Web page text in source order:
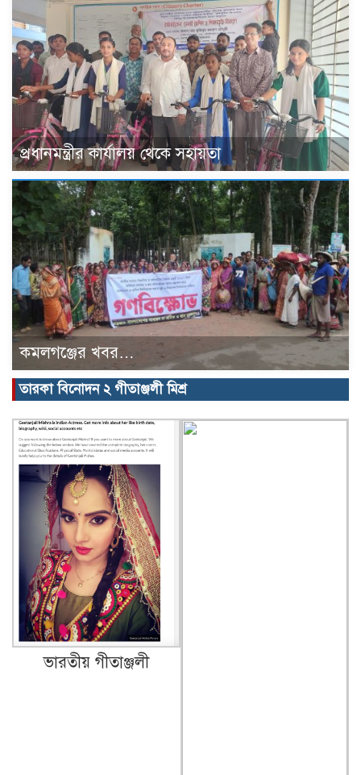
প্রধানমন্ত্রীর কার্যালয় থেকে সহায়তা
কমলগঞ্জের খবর…
তারকা বিনোদন ২ গীতাঞ্জলী মিশ্র
ভারতীয় গীতাঞ্জলী